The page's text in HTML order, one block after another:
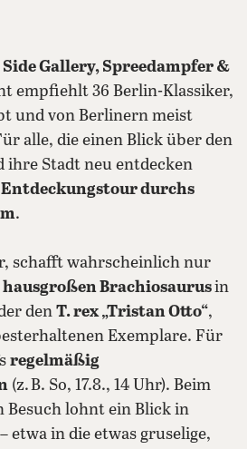
Gallery, Spreedampfer &
empfiehlt 36 Berlin-Klassiker,
und von Berlinern meist
alle, die einen Blick über den
ihre Stadt neu entdecken
Entdeckungstour durchs
.
schafft wahrscheinlich nur
hausgroßen Brachiosaurusin
den T. rex „Tristan Otto“,
Exemplare. Für
regelmäßig
(z. B. So, 17.8., 14 Uhr). Beim
Besuch lohnt ein Blick in
etwa in die etwas gruselige,